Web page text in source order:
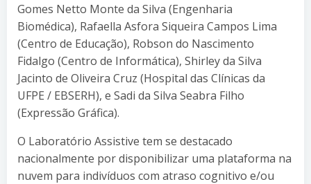
Gomes Netto Monte da Silva (Engenharia
Biomédica), Rafaella Asfora Siqueira Campos Lima
(Centro de Educação), Robson do Nascimento
Fidalgo (Centro de Informática), Shirley da Silva
Jacinto de Oliveira Cruz (Hospital das Clínicas da
UFPE / EBSERH), e Sadi da Silva Seabra Filho
(Expressão Gráfica).
O Laboratório Assistive tem se destacado
nacionalmente por disponibilizar uma plataforma na
nuvem para indivíduos com atraso cognitivo e/ou